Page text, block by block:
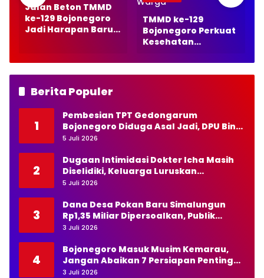
Jalan Beton TMMD
ke-129 Bojonegoro
Jadi Harapan Baru
Lancar
TMMD ke-129
Bojonegoro Perkuat
Kesehatan
KB Gratis Disambut
Antusias Warga
Berita Populer
1
Pembesian TPT Gedongarum
Bojonegoro Diduga Asal Jadi, DPU Bina
Marga Diminta Bertindak Tegas
5 Juli 2026
2
Dugaan Intimidasi Dokter Icha Masih
Diselidiki, Keluarga Luruskan
Pernyataan Kapolda NTT
5 Juli 2026
3
Dana Desa Pokan Baru Simalungun
Rp1,35 Miliar Dipersoalkan, Publik
Pertanyakan Transparansi Kades
3 Juli 2026
4
Bojonegoro Masuk Musim Kemarau,
Jangan Abaikan 7 Persiapan Penting
Ini
3 Juli 2026